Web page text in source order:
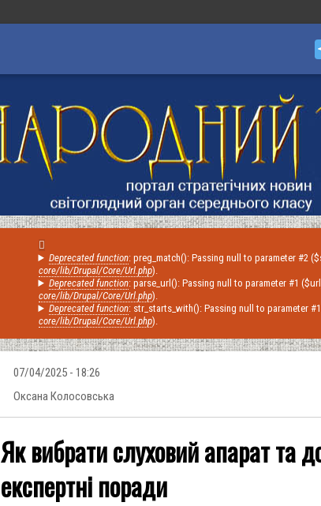
Повідомлення
про
помилку
Deprecated function: preg_match(): Passing null to parameter #2
core/lib/Drupal/Core/Url.php).
Deprecated function: parse_url(): Passing null to parameter #1
core/lib/Drupal/Core/Url.php).
Deprecated function: str_starts_with(): Passing null to parameter
core/lib/Drupal/Core/Url.php).
07/04/2025 - 18:26
Оксана Колосовська
Як вибрати слуховий апарат та
експертні поради